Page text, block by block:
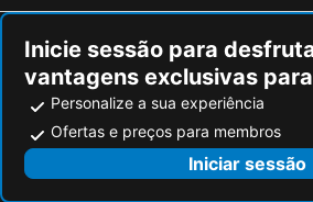
Inicie sessão para
vantagens exclusivas
Personalize a sua experiência
Ofertas e preços para membros
Iniciar sessão